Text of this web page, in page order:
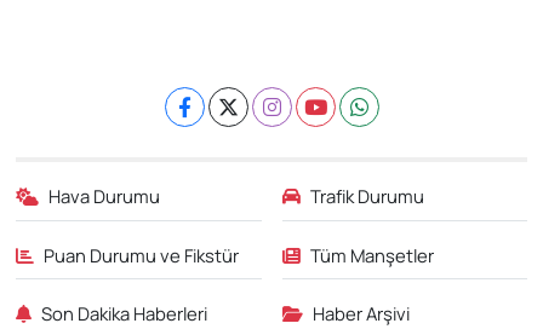
Hava Durumu Trafik Durumu
Puan Durumu ve Fikstür Tüm Manşetler
Son Dakika Haberleri Haber Arşivi